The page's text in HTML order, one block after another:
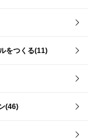
をつくる(11)
(46)